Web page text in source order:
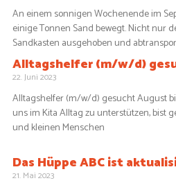
An einem sonnigen Wochenende im
einige Tonnen Sand bewegt. Nicht nur
Sandkasten ausgehoben und
Alltagshelfer (m/w/d)
22. Juni 2023
Alltagshelfer (m/w/d) gesucht August
uns im Kita Alltag zu unterstützen, bist
und kleinen Menschen
Das Hüppe ABC ist
21. Mai 2023